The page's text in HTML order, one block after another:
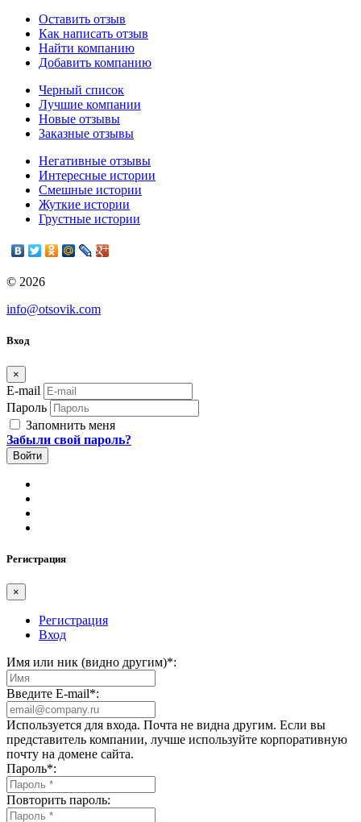
Оставить отзыв
Как написать отзыв
Найти компанию
Добавить компанию
Черный список
Лучшие компании
Новые отзывы
Заказные отзывы
Негативные отзывы
Интересные истории
Смешные истории
Жуткие истории
Грустные истории
© 2026
info@otsovik.com
Вход
×
E-mail
Пароль
Запомнить меня
Забыли свой пароль?
Регистрация
×
Регистрация
Вход
Имя или ник (видно другим)*:
Введите E-mail*:
Используется для входа. Почта не видна другим. Если вы
представитель компании, лучше используйте корпоративную
почту на домене сайта.
Пароль*:
Повторить пароль: